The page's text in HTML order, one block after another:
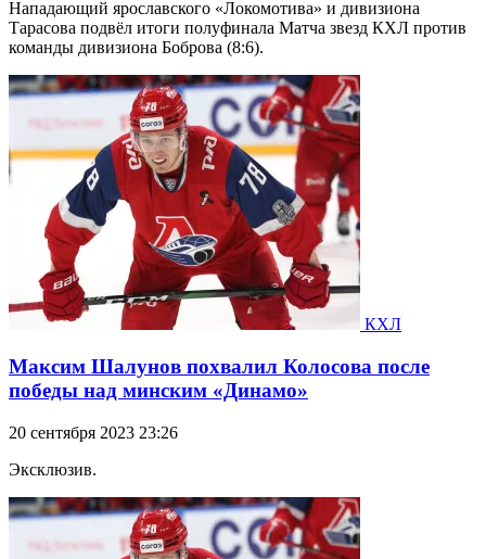
Нападающий ярославского «Локомотива» и дивизиона
Тарасова подвёл итоги полуфинала Матча звезд КХЛ против
команды дивизиона Боброва (8:6).
КХЛ
Максим Шалунов похвалил Колосова после
победы над минским «Динамо»
20 сентября 2023 23:26
Эксклюзив.